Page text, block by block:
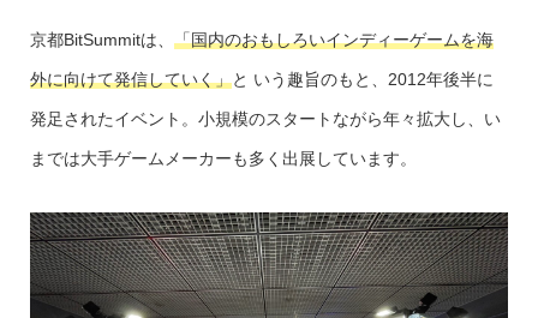
京都BitSummitは、 「国内のおもしろいインディーゲームを海
外に向けて発信していく」と いう趣旨のもと、2012年後半に
発足されたイベント。小規模のスタートながら年々拡大し、い
までは大手ゲームメーカーも多く出展しています。